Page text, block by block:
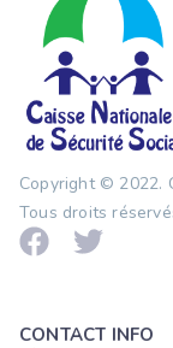
Copyright © 2022.
Tous droits
CONTACT INFO